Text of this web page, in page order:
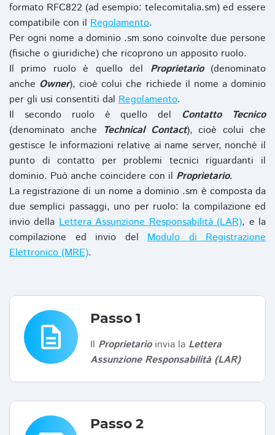
formato RFC822 (ad esempio: telecomitalia.sm) ed essere
compatibile con il Regolamento.
Per ogni nome a dominio .sm sono coinvolte due persone
(fisiche o giuridiche) che ricoprono un apposito ruolo.
Il primo ruolo è quello del Proprietario(denominato
anche Owner), cioè colui che richiede il nome a dominio
per gli usi consentiti dal Regolamento.
Il secondo ruolo è quello del Contatto Tecnico
(denominato anche Technical Contact), cioè colui che
gestisce le informazioni relative ai name server, nonchè il
punto di contatto per problemi tecnici riguardanti il
dominio. Può anche coincidere con il Proprietario.
La registrazione di un nome a dominio .sm è composta da
due semplici passaggi, uno per ruolo: la compilazione ed
invio dellaLettera Assunzione Responsabilità (LAR), e la
compilazione ed invio del Modulo di Registrazione
Elettronico (MRE).
description
Passo 1
Il Proprietarioinvia la Lettera
Assunzione Responsabilità (LAR)
Passo 2